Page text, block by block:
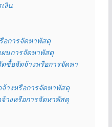
งิน
อการจัดหาพัสดุ
นการจัดหาพัสดุ
ซื้อจัดจ้างหรือการจัดหา
างหรือการจัดหาพัสดุ
างหรือการจัดหาพัสดุ